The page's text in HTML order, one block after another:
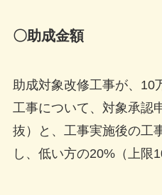
〇助成金額
助成対象改修工事が、10
工事について、対象承認
抜）と、工事実施後の工
し、低い方の20%（上限